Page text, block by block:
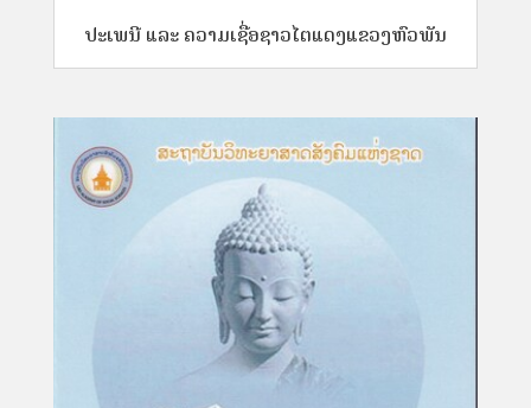
ປະເພນີ ແລະ ຄວາມເຊື່ອຊາວໄຕແດງແຂວງຫົວພັນ